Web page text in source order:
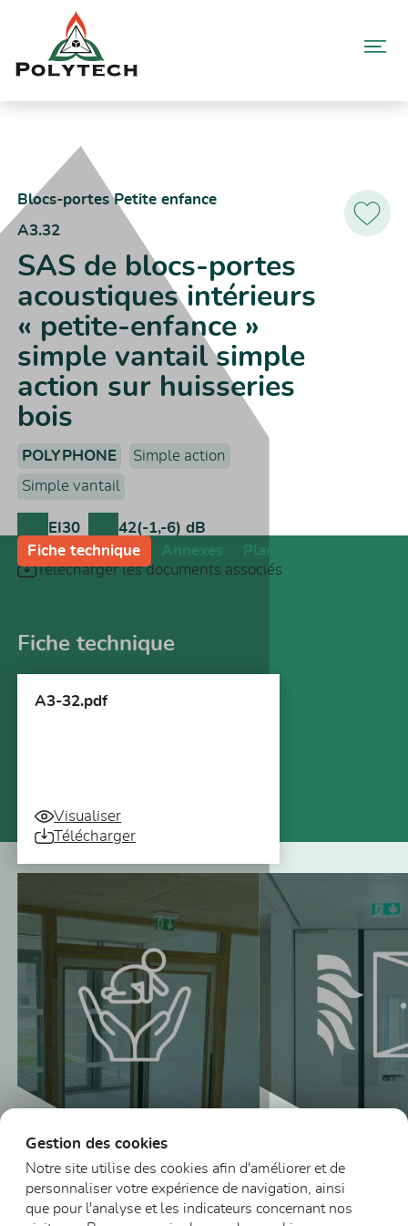
contenu
enfance » simple vantail simple action sur huisseries bois
Ajoutez
Blocs-portes Petite enfance
A3.32
SAS de blocs-portes
acoustiques intérieurs
« petite-enfance »
simple vantail simple
action sur huisseries
bois
POLYPHONE
Simple action
Simple vantail
EI30 42(-1,-6) dB
Télécharger les documents associés
Fiche technique Annexes Plans
Fiche technique
A3-32.pdf
Visualiser
Télécharger
Blocs-portes vitrés
Gestion des cookies
Notre site utilise des cookies afin d'améliorer et de
personnaliser votre expérience de navigation, ainsi
que pour l'analyse et les indicateurs concernant nos